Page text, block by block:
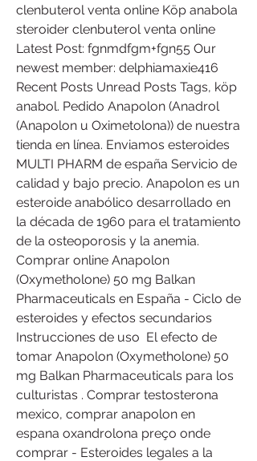
clenbuterol venta online Köp anabola
steroider clenbuterol venta online
Latest Post: fgnmdfgm+fgn55 Our
newest member: delphiamaxie416
Recent Posts Unread Posts Tags, köp
anabol. Pedido Anapolon (Anadrol
(Anapolon u Oximetolona)) de nuestra
tienda en línea. Enviamos esteroides
MULTI PHARM de españa Servicio de
calidad y bajo precio. Anapolon es un
esteroide anabólico desarrollado en
la década de 1960 para el tratamiento
de la osteoporosis y la anemia.
Comprar online Anapolon
(Oxymetholone) 50 mg Balkan
Pharmaceuticals en España - Ciclo de
esteroides y efectos secundarios
Instrucciones de uso ️ El efecto de
tomar Anapolon (Oxymetholone) 50
mg Balkan Pharmaceuticals para los
culturistas ️. Comprar testosterona
mexico, comprar anapolon en
espana oxandrolona preço onde
comprar - Esteroides legales a la